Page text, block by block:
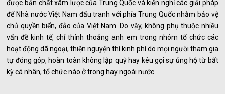
được bản chất xâm lược của Trung Quốc và kiến nghị các giải pháp
để Nhà nước Việt Nam đấu tranh với phía Trung Quốc nhằm bảo vệ
chủ quyền biển, đảo của Việt Nam. Do vậy, không phụ thuộc nhiều
vấn đề kinh tế, chỉ thỉnh thoảng anh em trong nhóm tổ chức các
hoạt động dã ngoại, thiện nguyện thì kinh phí do mọi người tham gia
tự đóng góp, hoàn toàn không lập quỹ hay kêu gọi sự ủng hộ từ bất
kỳ cá nhân, tổ chức nào ở trong hay ngoài nước.